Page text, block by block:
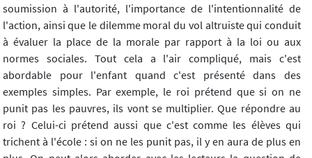
soumission à l'autorité, l'importance de l'intentionnalité de
l'action, ainsi que le dilemme moral du vol altruiste qui conduit
à évaluer la place de la morale par rapport à la loi ou aux
normes sociales. Tout cela a l'air compliqué, mais c'est
abordable pour l'enfant quand c'est présenté dans des
exemples simples. Par exemple, le roi prétend que si on ne
punit pas les pauvres, ils vont se multiplier. Que répondre au
roi ? Celui-ci prétend aussi que c'est comme les élèves qui
trichent à l'école : si on ne les punit pas, il y en aura de plus en